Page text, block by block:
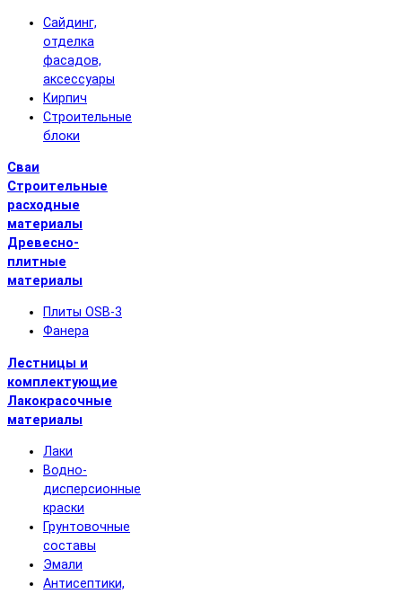
Сайдинг,
отделка
фасадов,
аксессуары
Кирпич
Строительные
блоки
Сваи
Строительные
расходные
материалы
Древесно-
плитные
материалы
Плиты OSB-3
Фанера
Лестницы и
комплектующие
Лакокрасочные
материалы
Лаки
Водно-
дисперсионные
краски
Грунтовочные
составы
Эмали
Антисептики,